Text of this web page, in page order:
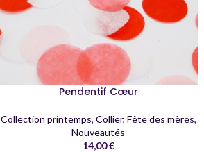
Pendentif Cœur
Collection printemps, Collier, Fête des mères,
Nouveautés
14,00€